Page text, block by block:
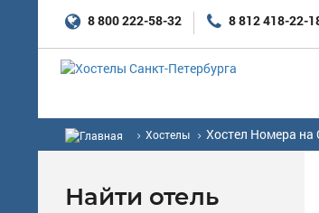
8 800 222-58-32 8 812 418-22-
Хостелы Хостел Номера на
Найти отель